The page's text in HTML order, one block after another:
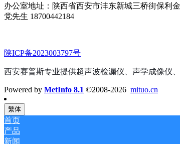
办公室地址：陕西省西安市沣东新城三桥街保利
党先生 18700442184
陕ICP备2023003797号
西安赛普斯专业提供超声波检漏仪、声学成像仪
Powered by MetInfo 8.1 ©2008-2026 mituo.cn
繁体
首页
产品
新闻